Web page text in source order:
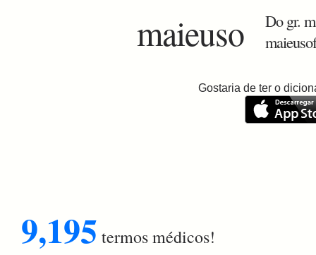
maieuso
Do gr.
Gostaria de ter o
9,195 termos médicos!